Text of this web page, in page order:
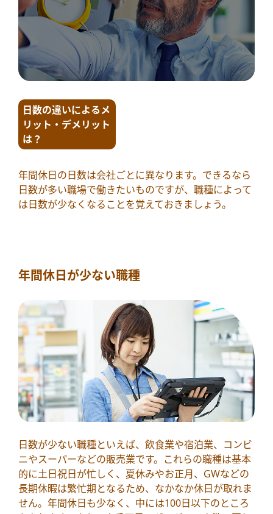
日数の違いによるメ
リット・デメリット
は？
年間休日の日数は会社ごとに異なります。できるなら
日数が多い職場で働きたいものですが、職種によって
は日数が少なくなることを覚えておきましょう。
年間休日が少ない職種
日数が少ない職種といえば、飲食業や宿泊業、コンビ
ニやスーパーなどの販売業です。これらの職種は基本
的に土日祝日が忙しく、夏休みやお正月、GWなどの
長期休暇は繁忙期となるため、なかなか休日が取れま
せん。年間休日も少なく、中には100日以下のところ